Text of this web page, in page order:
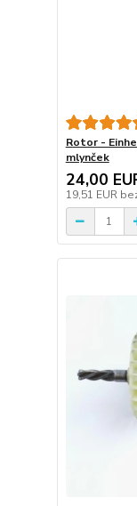
Rotor -
mlynček
24,00
19,51 EUR